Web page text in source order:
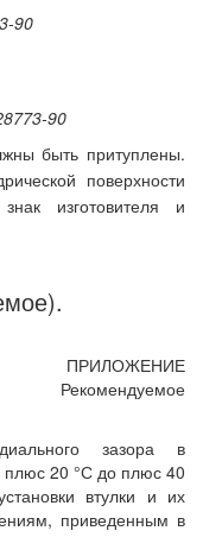
90
90
быть притуплены.
поверхности
изготовителя и
ПРИЛОЖЕНИЕ
Рекомендуемое
зазора в
плюс 20 °С до плюс 40
втулки и их
приведенным в